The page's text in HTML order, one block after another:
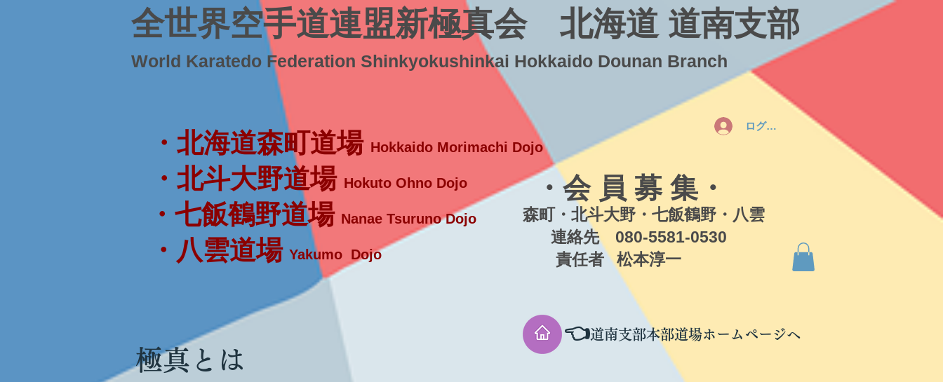
全世界空手道連盟新極真会 北海道 道南支部
World Karatedo Federation Shinkyokushinkai Hokkaido Dounan Branch
ログイン
・会 員 募 集・
森町・北斗大野・七飯鶴野・八雲
連絡先 080-5581-0530
責任者 松本淳一
・北海道森町道場 Hokkaido Morimachi Dojo
・北斗大野道場 Hokuto Ohno Dojo
・七飯鶴野道場 Nanae Tsuruno Dojo
・八雲道場 Yakumo Dojo
極真とは
👈道南支部本部道場ホームページへ